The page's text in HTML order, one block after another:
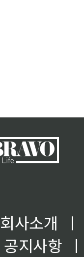
회사소개 ㅣ
공지사항
ㅣ